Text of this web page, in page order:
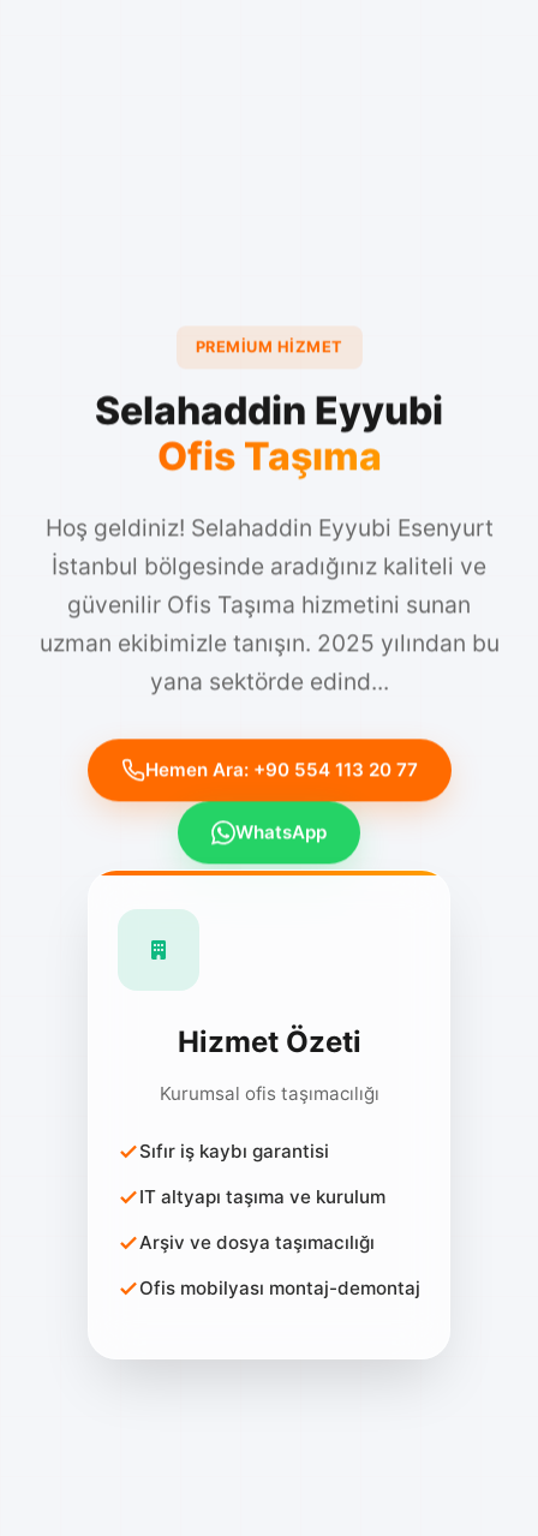
PREMIUM HIZMET
Selahaddin Eyyubi
Ofis Taşıma
Hoş geldiniz! Selahaddin Eyyubi Esenyurt
İstanbul bölgesinde aradığınız kaliteli ve
güvenilir Ofis Taşıma hizmetini sunan
uzman ekibimizle tanışın. 2025 yılından bu
yana sektörde edind...
Hizmet Özeti
Kurumsal ofis taşımacılığı
Sıfır iş kaybı garantisi
IT altyapı taşıma ve kurulum
Arşiv ve dosya taşımacılığı
Ofis mobilyası montaj-demontaj